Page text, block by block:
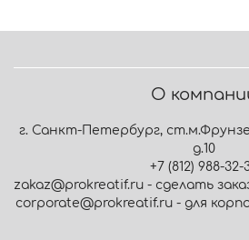
О
г. Санкт-Петербург,
д.10
+7 (812) 988-32-
zakaz@prokreatif.ru - сделать
corporate@prokreatif.ru - для